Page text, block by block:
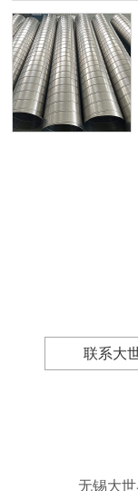
联系大
无锡大